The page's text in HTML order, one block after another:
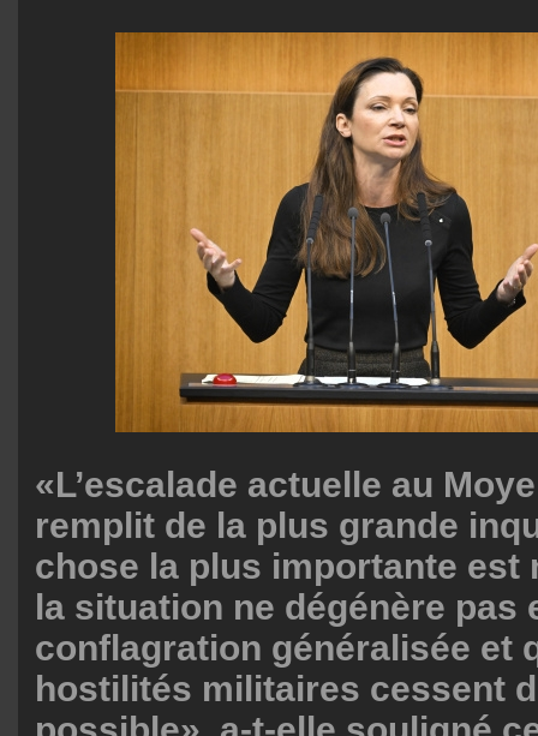
«L’escalade actuelle au
remplit de la plus grande
chose la plus importante est
la situation ne dégénère pas
conflagration généralisée et
hostilités militaires cessent